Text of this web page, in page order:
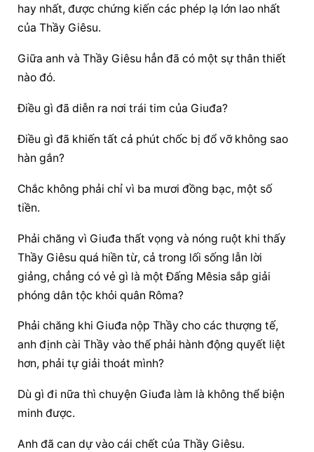
hay nhất, được chứng kiến các phép lạ lớn lao nhất
của Thầy Giêsu.
Giữa anh và Thầy Giêsu hẳn đã có một sự thân thiết
nào đó.
Điều gì đã diễn ra nơi trái tim của Giuđa?
Điều gì đã khiến tất cả phút chốc bị đổ vỡ không sao
hàn gắn?
Chắc không phải chỉ vì ba mươi đồng bạc, một số
tiền.
Phải chăng vì Giuđa thất vọng và nóng ruột khi thấy
Thầy Giêsu quá hiền từ, cả trong lối sống lẫn lời
giảng, chẳng có vẻ gì là một Đấng Mêsia sắp giải
phóng dân tộc khỏi quân Rôma?
Phải chăng khi Giuđa nộp Thầy cho các thượng tế,
anh định cài Thầy vào thế phải hành động quyết liệt
hơn, phải tự giải thoát mình?
Dù gì đi nữa thì chuyện Giuđa làm là không thể biện
minh được.
Anh đã can dự vào cái chết của Thầy Giêsu.